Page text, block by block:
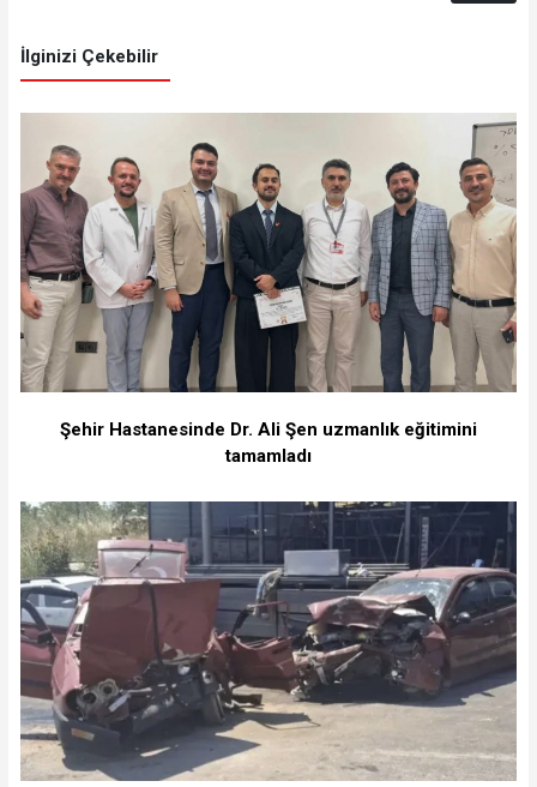
İlginizi Çekebilir
Şehir Hastanesinde Dr. Ali Şen uzmanlık eğitimini
tamamladı